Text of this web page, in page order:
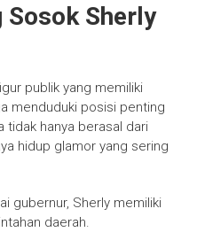
Sosok Sherly
publik yang memiliki
menduduki posisi penting
tidak hanya berasal dari
hidup glamor yang sering
gubernur, Sherly memiliki
daerah.